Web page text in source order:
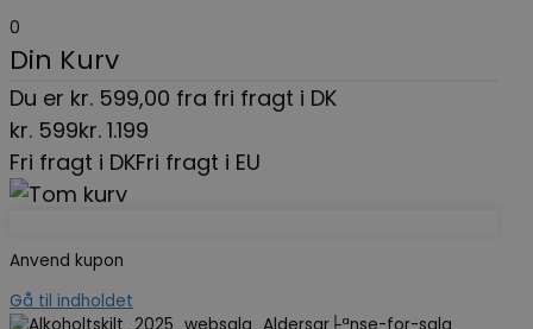
0
Din Kurv
Du er kr. 599,00 fra fri fragt i DK
kr. 599kr. 1.199
Fri fragt i DKFri fragt i EU
Anvend kupon
Gå til indholdet